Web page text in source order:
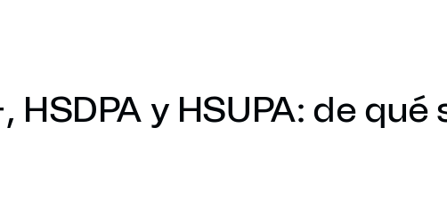
HSDPA y HSUPA: de